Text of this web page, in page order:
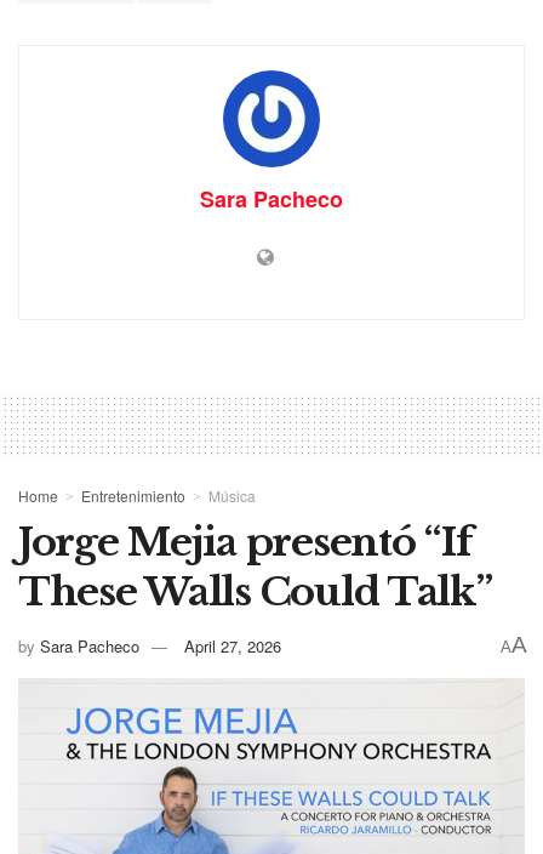
Sara Pacheco
Home Entretenimiento Música
Jorge Mejia presentó “If
These Walls Could Talk”
by Sara Pacheco April 27, 2026 AA